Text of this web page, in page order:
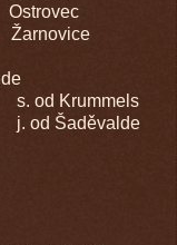
od Krummels
od Šaděvalde